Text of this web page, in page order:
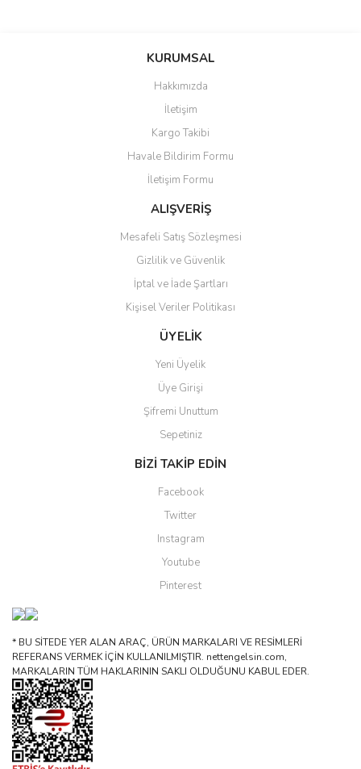
Bu ürüne ilk yorumu siz yapın!
Yorum Yaz
Ürün resmi kalitesiz, bozuk veya görüntülenemiyor.
Ürün açıklamasında eksik bilgiler bulunuyor.
Ürün bilgilerinde hatalar bulunuyor.
Ürün fiyatı diğer sitelerden daha pahalı.
Bu ürüne benzer farklı alternatifler olmalı.
Gönder
KURUMSAL
Hakkımızda
İletişim
Kargo Takibi
Havale Bildirim Formu
İletişim Formu
ALIŞVERİŞ
Mesafeli Satış Sözleşmesi
Gizlilik ve Güvenlik
İptal ve İade Şartları
Kişisel Veriler Politikası
ÜYELİK
Yeni Üyelik
Üye Girişi
Şifremi Unuttum
Sepetiniz
BİZİ TAKİP EDİN
Facebook
Twitter
Instagram
Youtube
Pinterest
* BU SİTEDE YER ALAN ARAÇ, ÜRÜN MARKALARI VE RESİMLERİ
REFERANS VERMEK İÇİN KULLANILMIŞTIR. nettengelsin.com,
MARKALARIN TÜM HAKLARININ SAKLI OLDUĞUNU KABUL EDER.